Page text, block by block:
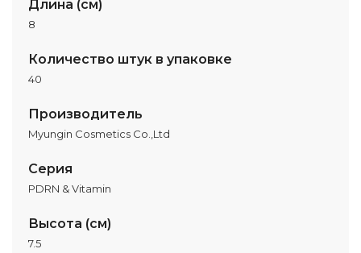
Длина (см)
8
Количество штук в упаковке
40
Производитель
Myungin Cosmetics Co.,Ltd
Серия
PDRN & Vitamin
Высота (см)
7.5